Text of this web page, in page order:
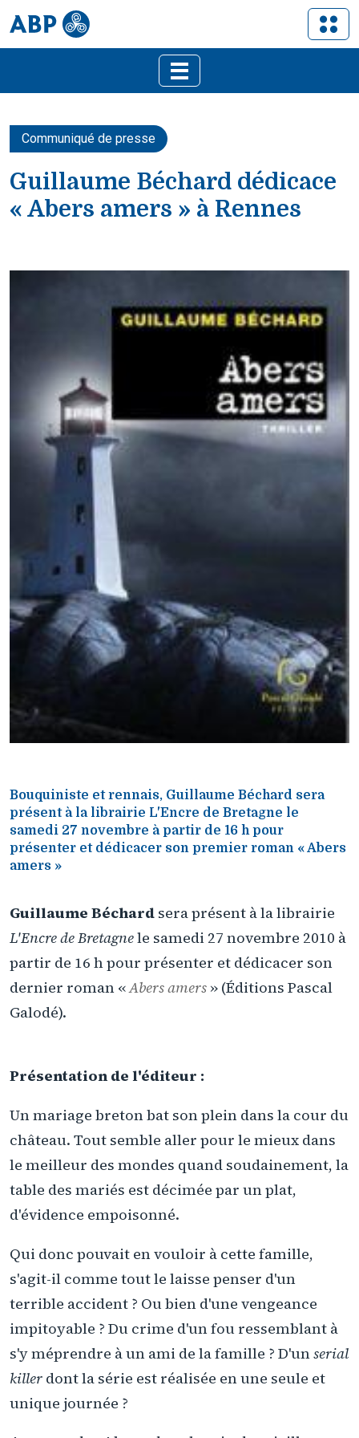
Communiqué de presse
Guillaume Béchard dédicace
« Abers amers » à Rennes
Bouquiniste et rennais, Guillaume Béchard sera
présent à la librairie L'Encre de Bretagne le
samedi 27 novembre à partir de 16 h pour
présenter et dédicacer son premier roman « Abers
amers »
Guillaume Béchard sera présent à la librairie
L'Encre de Bretagnele samedi 27 novembre 2010 à
partir de 16 h pour présenter et dédicacer son
dernier roman «Abers amers » (Éditions Pascal
Galodé).
Présentation de l'éditeur :
Un mariage breton bat son plein dans la cour du
château. Tout semble aller pour le mieux dans
le meilleur des mondes quand soudainement, la
table des mariés est décimée par un plat,
d'évidence empoisonné.
Qui donc pouvait en vouloir à cette famille,
s'agit-il comme tout le laisse penser d'un
terrible accident ? Ou bien d'une vengeance
impitoyable ? Du crime d'un fou ressemblant à
s'y méprendre à un ami de la famille ? D'unserial
killer dont la série est réalisée en une seule et
unique journée ?